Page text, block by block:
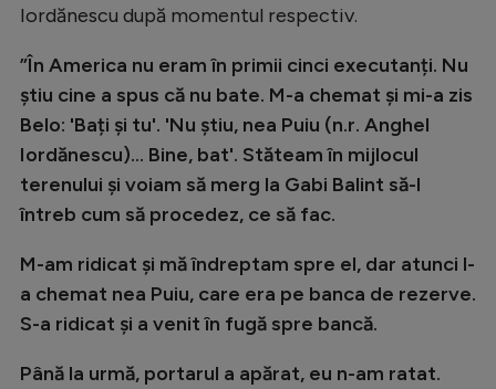
Iordănescu după momentul respectiv.
”În America nu eram în primii cinci executanți. Nu
știu cine a spus că nu bate. M-a chemat și mi-a zis
Belo: 'Bați și tu'. 'Nu știu, nea Puiu (n.r. Anghel
Iordănescu)... Bine, bat'. Stăteam în mijlocul
terenului și voiam să merg la Gabi Balint să-l
întreb cum să procedez, ce să fac.
M-am ridicat și mă îndreptam spre el, dar atunci l-
a chemat nea Puiu, care era pe banca de rezerve.
S-a ridicat și a venit în fugă spre bancă.
Până la urmă, portarul a apărat, eu n-am ratat.